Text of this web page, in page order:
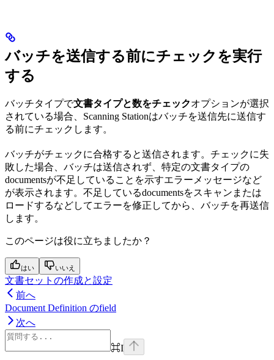
バッチを送信する前にチェックを実行
する
バッチタイプで文書タイプと数をチェックオプションが選択
されている場合、Scanning Stationはバッチを送信先に送信す
る前にチェックします。
バッチがチェックに合格すると送信されます。チェックに失
敗した場合、バッチは送信されず、特定の文書タイプの
documentsが不足していることを示すエラーメッセージなど
が表示されます。不足しているdocumentsをスキャンまたは
ロードするなどしてエラーを修正してから、バッチを再送信
します。
このページは役に立ちましたか？
はい いいえ
文書セットの作成と設定
前へ
Document Definition のfield
次へ
⌘I